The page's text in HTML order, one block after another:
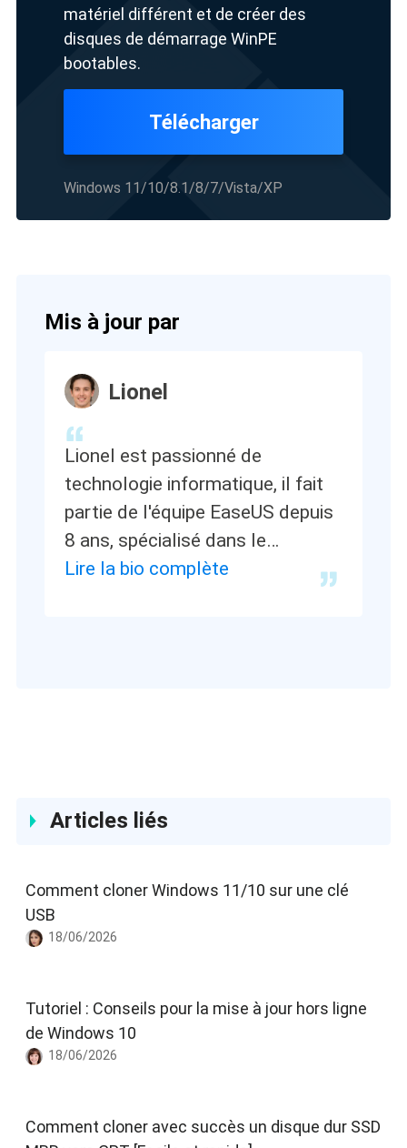
matériel différent et de créer des
disques de démarrage WinPE
bootables.
Télécharger
Windows 11/10/8.1/8/7/Vista/XP
Mis à jour par
Lionel
Lionel est passionné de
technologie informatique, il fait
partie de l'équipe EaseUS depuis
8 ans, spécialisé dans le
domaine de la récupération de
Lire la bio complète
Articles liés
Comment cloner Windows 11/10 sur une clé
USB
18/06/2026
Tutoriel : Conseils pour la mise à jour hors ligne
de Windows 10
18/06/2026
Comment cloner avec succès un disque dur SSD